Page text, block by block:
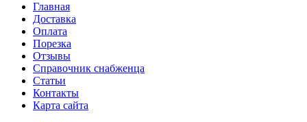
Главная
Доставка
Оплата
Порезка
Отзывы
Справочник снабженца
Статьи
Контакты
Карта сайта